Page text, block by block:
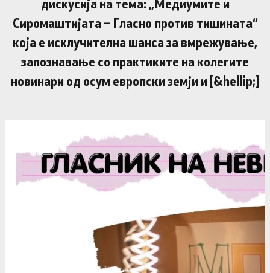
дискусија на тема: „Медиумите и
Сиромаштијата – Гласно против тишината“
која е исклучителна шанса за вмрежување,
запознавање со практиките на колегите
новинари од осум европски земји и [&hellip;]